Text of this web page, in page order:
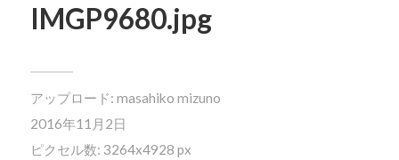
IMGP9680.jpg
アップロード: masahiko mizuno
2016年11月2日
ピクセル数: 3264x4928 px